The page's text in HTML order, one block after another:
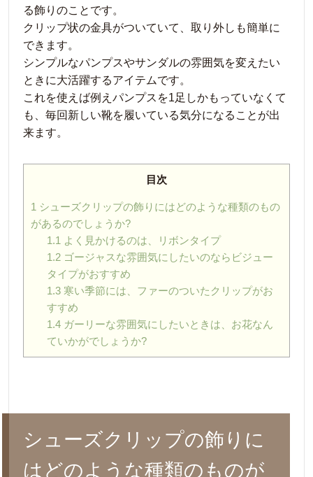
る飾りのことです。
クリップ状の金具がついていて、取り外しも簡単に
できます。
シンプルなパンプスやサンダルの雰囲気を変えたい
ときに大活躍するアイテムです。
これを使えば例えパンプスを1足しかもっていなくて
も、毎回新しい靴を履いている気分になることが出
来ます。
目次
1 シューズクリップの飾りにはどのような種類のもの
があるのでしょうか?
1.1 よく見かけるのは、リボンタイプ
1.2ゴージャスな雰囲気にしたいのならビジュー
タイプがおすすめ
1.3寒い季節には、ファーのついたクリップがお
すすめ
1.4ガーリーな雰囲気にしたいときは、お花なん
ていかがでしょうか?
シューズクリップの飾りに
はどのような種類のものが